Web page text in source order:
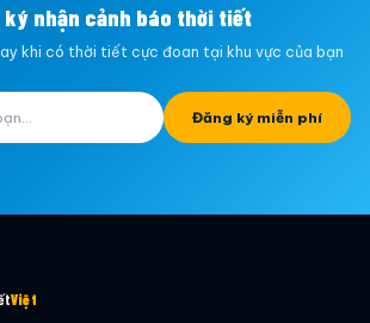
ký nhận cảnh báo thời tiết
khi có thời tiết cực đoan tại khu vực của bạn
Đăng ký miễn phí
Việt